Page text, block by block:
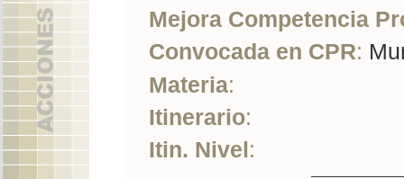
Mejora Competencia
Convocada en CPR:
Materia:
Itinerario:
Itin. Nivel :